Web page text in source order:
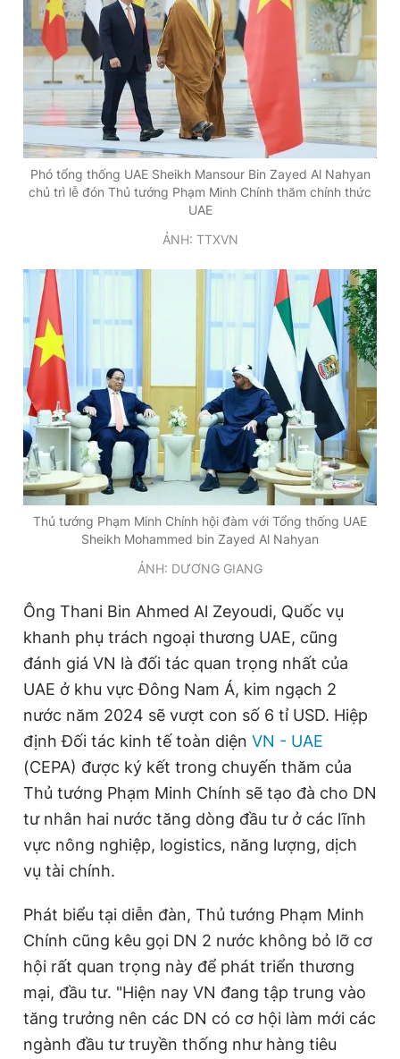
Phó tổng thống UAE Sheikh Mansour Bin Zayed Al Nahyan
chủ trì lễ đón Thủ tướng Phạm Minh Chính thăm chính thức
UAE
ẢNH: TTXVN
Thủ tướng Phạm Minh Chính hội đàm với Tổng thống UAE
Sheikh Mohammed bin Zayed Al Nahyan
ẢNH: DƯƠNG GIANG
Ông Thani Bin Ahmed Al Zeyoudi, Quốc vụ
khanh phụ trách ngoại thương UAE, cũng
đánh giá VN là đối tác quan trọng nhất của
UAE ở khu vực Đông Nam Á, kim ngạch 2
nước năm 2024 sẽ vượt con số 6 tỉ USD. Hiệp
định Đối tác kinh tế toàn diện VN - UAE
(CEPA) được ký kết trong chuyến thăm của
Thủ tướng Phạm Minh Chính sẽ tạo đà cho DN
tư nhân hai nước tăng dòng đầu tư ở các lĩnh
vực nông nghiệp, logistics, năng lượng, dịch
vụ tài chính.
Phát biểu tại diễn đàn, Thủ tướng Phạm Minh
Chính cũng kêu gọi DN 2 nước không bỏ lỡ cơ
hội rất quan trọng này để phát triển thương
mại, đầu tư. "Hiện nay VN đang tập trung vào
tăng trưởng nên các DN có cơ hội làm mới các
ngành đầu tư truyền thống như hàng tiêu